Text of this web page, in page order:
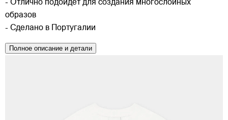
- Отлично подойдёт для создания многослойных
образов
- Сделано в Португалии
Полное описание и детали